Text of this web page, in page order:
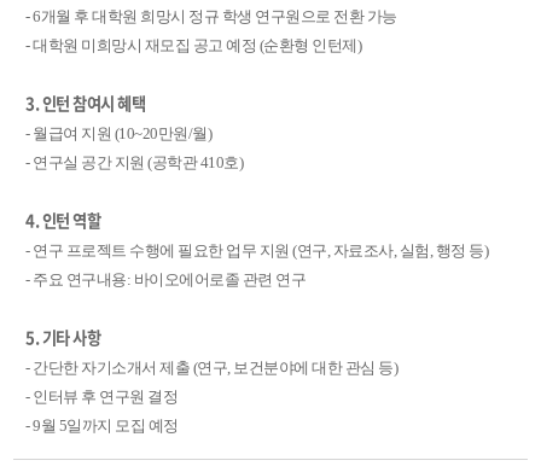
- 6개월 후 대학원 희망시 정규 학생 연구원으로 전환 가능
- 대학원 미희망시 재모집 공고 예정 (순환형 인턴제)
3. 인턴 참여시 혜택
- 월급여 지원 (10~20만원/월)
- 연구실 공간 지원 (공학관 410호)
4. 인턴 역할
- 연구 프로젝트 수행에 필요한 업무 지원 (연구, 자료조사, 실험, 행정 등)
- 주요 연구내용: 바이오에어로졸 관련 연구
5. 기타 사항
- 간단한 자기소개서 제출 (연구, 보건분야에 대한 관심 등)
- 인터뷰 후 연구원 결정
- 9월 5일까지 모집 예정